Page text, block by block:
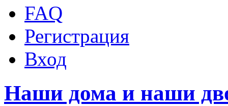
FAQ
Регистрация
Вход
Наши дома и наши